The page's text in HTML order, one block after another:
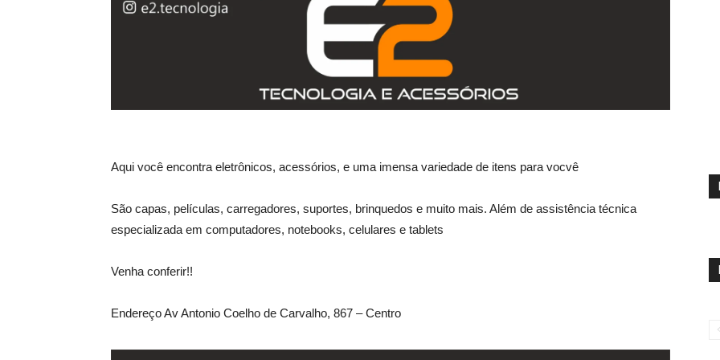
Aqui você encontra eletrônicos, acessórios, e uma imensa variedade de itens para vocvê
São capas, películas, carregadores, suportes, brinquedos e muito mais. Além de assistência técnica
especializada em computadores, notebooks, celulares e tablets
Venha conferir!!
Endereço Av Antonio Coelho de Carvalho, 867 – Centro